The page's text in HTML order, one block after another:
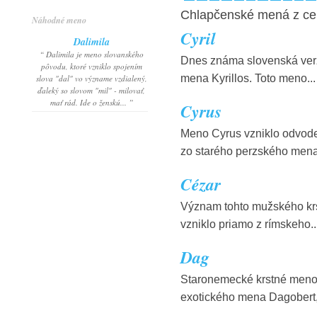
Náhodné meno
Dalimila
“ Dalimila je meno slovanského
pôvodu, ktoré vzniklo spojením
slova "dal" vo význame vzdialený,
ďaleký so slovom "mil" - milovať,
mať rád. Ide o ženskú... ”
Chlapčenské mená z
Cyril
Dnes známa slovenská
mena Kyrillos. Toto meno...
Cyrus
Meno Cyrus vzniklo
zo starého perzského
Cézar
Význam tohto mužského
vzniklo priamo z
Dag
Staronemecké krstné
exotického mena